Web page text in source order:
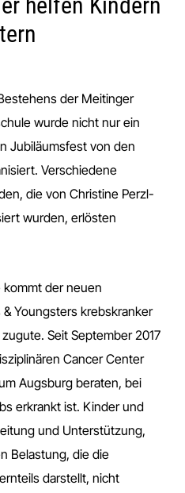
der Meitinger
wurde nicht nur ein
Jubiläumsfest von den
Verschiedene
die von Christine Perzl-
wurden, erlösten
kommt der neuen
Youngsters krebskranker
Seit September 2017
Cancer Center
Augsburg beraten, bei
erkrankt ist. Kinder und
und Unterstützung,
Belastung, die die
darstellt, nicht